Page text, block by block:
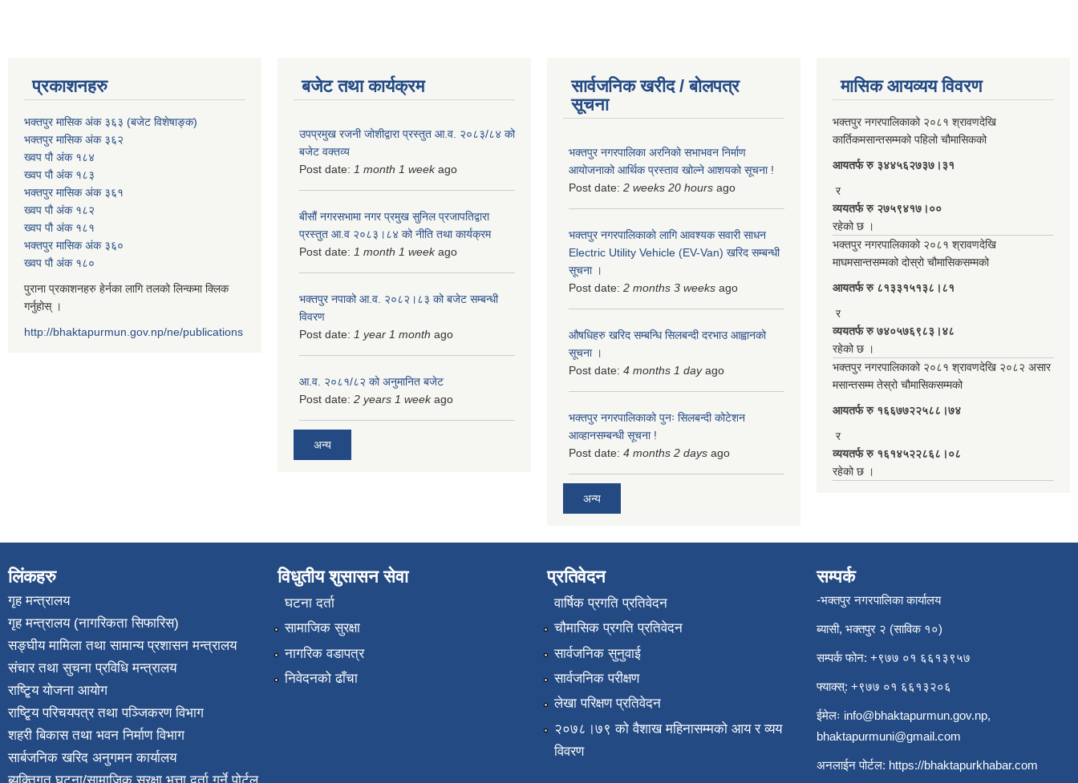
प्रकाशनहरु
भक्तपुर मासिक अंक ३६३ (बजेट विशेषाङ्क)
भक्तपुर मासिक अंक ३६२
ख्वप पौ अंक १८४
ख्वप पौ अंक १८३
भक्तपुर मासिक अंक ३६१
ख्वप पौ अंक १८२
ख्वप पौ अंक १८१
भक्तपुर मासिक अंक ३६०
ख्वप पौ अंक १८०
पुराना प्रकाशनहरु हेर्नका लागि तलको लिन्कमा क्लिक
गर्नुहोस् ।
http://bhaktapurmun.gov.np/ne/publications
बजेट तथा कार्यक्रम
उपप्रमुख रजनी जोशीद्वारा प्रस्तुत आ.व. २०८३/८४ को
बजेट वक्तव्य
Post date: 1 month 1 weekago
बीसौं नगरसभामा नगर प्रमुख सुनिल प्रजापतिद्वारा
प्रस्तुत आ.व‍ २०८३।८४ को नीति तथा कार्यक्रम
Post date: 1 month 1 weekago
भक्तपुर नपाको आ.व. २०८२।८३ को बजेट सम्बन्धी
विवरण
Post date: 1 year 1 month ago
आ.व. २०८१/८२ को अनुमानित बजेट
Post date: 2 years 1 weekago
अन्य
सार्वजनिक खरीद / बोलपत्र
सूचना
भक्तपुर नगरपालिका अरनिको सभाभवन निर्माण
आयोजनाको आर्थिक प्रस्ताव खोल्ने आशयको सूचना !
Post date: 2 weeks 20 hours ago
भक्तपुर नगरपालिकाकाे लागि आवश्यक सवारी साधन
Electric Utility Vehicle (EV-Van) खरिद सम्बन्धी
सूचना ।
Post date: 2 months 3 weeks ago
औषधिहरु खरिद सम्बन्धि सिलबन्दी दरभाउ आह्वानको
सूचना ।
Post date: 4 months 1 dayago
भक्तपुर नगरपालिकाको पुनः सिलबन्दी कोटेशन
आव्हानसम्बन्धी सूचना !
Post date: 4 months 2 days ago
अन्य
मासिक आयव्यय विवरण
भक्तपुर नगरपालिकाको २०८१ श्रावणदेखि
कार्तिकमसान्तसम्मको पहिलो चौमासिकको
आयतर्फ रु‌ ३४४५६२७३७।३१
र
व्ययतर्फ रु २७५९४१७।००
रहेको छ ।
भक्तपुर नगरपालिकाको २०८१ श्रावणदेखि
माघमसान्तसम्मको दोस्रो चौमासिकसम्मको
आयतर्फ रु‌ ८१३३१५१३८।८१
र
व्ययतर्फ रु ७४०५७६९८३।४८
रहेको छ ।
भक्तपुर नगरपालिकाको २०८१ श्रावणदेखि २०८२ असार
मसान्तसम्म तेस्रो चौमासिकसम्मको
आयतर्फ रु‌ १६६७७२२५८८।७४
र
व्ययतर्फ रु १६१४५२२८६८।०८
रहेको छ ।
लिंकहरु
गृह मन्त्रालय
गृह मन्त्रालय (नागरिकता सिफारिस)
सङ्घीय मामिला तथा सामान्य प्रशासन मन्त्रालय
संचार तथा सुचना प्रविधि मन्त्रालय
राष्टि्ृय योजना आयोग
राष्टि्ृय परिचयपत्र तथा पञ्जिकरण विभाग
शहरी बिकास तथा भवन निर्माण विभाग
सार्बजनिक खरिद अनुगमन कार्यालय
ब्यक्तिगत घटना/सामाजिक सुरक्षा भत्ता दर्ता गर्ने पोर्टल
विधुतीय शुसासन सेवा
घटना दर्ता
सामाजिक सुरक्षा
नागरिक वडापत्र
निवेदनको ढाँचा
प्रतिवेदन
वार्षिक प्रगति प्रतिवेदन
चौमासिक प्रगति प्रतिवेदन
सार्वजनिक सुनुवाई
सार्वजनिक परीक्षण
लेखा परिक्षण प्रतिवेदन
२०७८।७९ को वैशाख महिनासम्मको आय र व्यय
विवरण
सम्पर्क
-भक्तपुर नगरपालिका कार्यालय
ब्यासी, भक्तपुर २ (साविक १०)
सम्पर्क फोन: +९७७ ०१ ६६१३९५७
फ्याक्स्: +९७७ ०१ ६६१३२०६
ईमेलः info@bhaktapurmun.gov.np,
bhaktapurmuni@gmail.com
अनलाईन पोर्टल: https://bhaktapurkhabar.com